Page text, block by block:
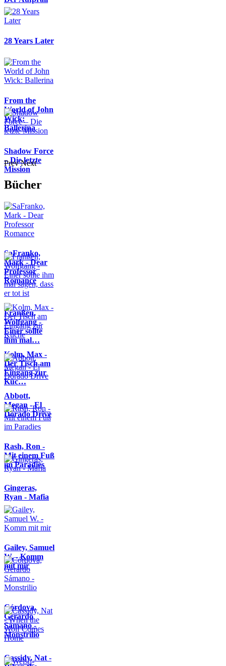
28 Years Later
From the
World of John
Wick:
Ballerina
Shadow Force
– Die letzte
Mission
Prev Next
Bücher
SaFranko,
Mark - Dear
Professor
Romance
Franßen,
Wolfgang -
Einer sollte
ihm mal…
Kolm, Max -
Der Tisch am
Eingang zur
Küc…
Abbott,
Megan - El
Dorado Drive
Rash, Ron -
Mit einem Fuß
im Paradies
Gingeras,
Ryan - Mafia
Gailey, Samuel
W. - Komm
mit mir
Córdova,
Gerardo
Sámano -
Monstrilio
Cassidy, Nat -